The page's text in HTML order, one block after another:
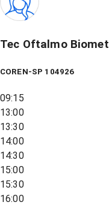
Tec Oftalmo
COREN-SP 104926
09:15
13:00
13:30
14:00
14:30
15:00
15:30
16:00